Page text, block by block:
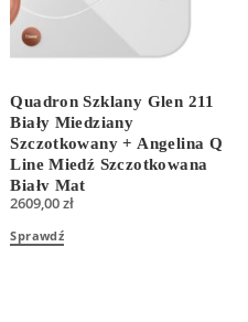
Quadron Szklany Glen 211
Biały Miedziany
Szczotkowany + Angelina Q
Line Miedź Szczotkowana
Biały Mat
2609,00zł
Sprawdź